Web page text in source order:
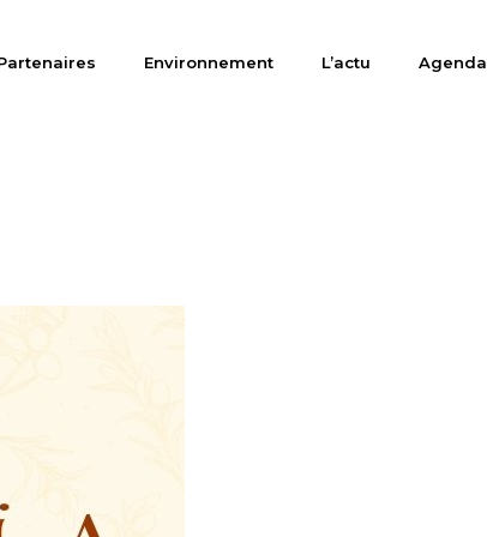
Environnement L’actu Agenda